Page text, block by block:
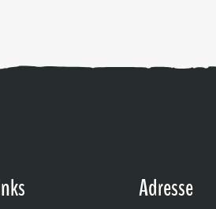
Adresse